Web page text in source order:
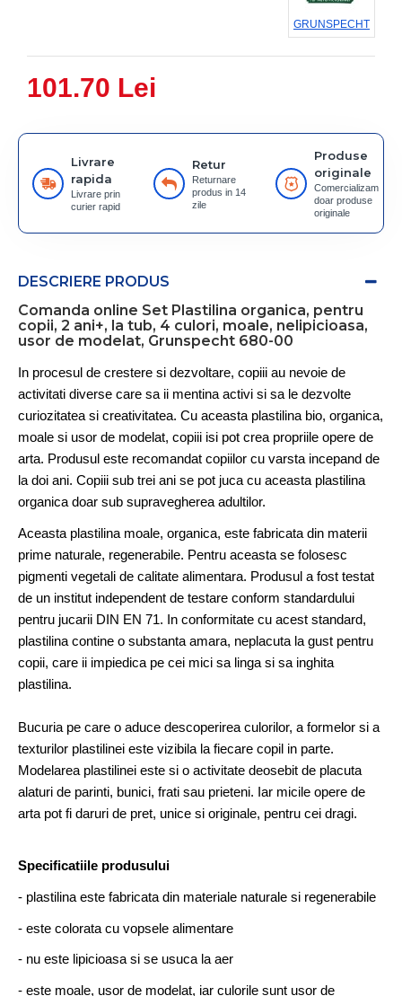
101.70 Lei
GRUNSPECHT
Livrare
rapida
Livrare prin
curier rapid
Retur
Returnare
produs in 14
zile
Produse
originale
Comercializam
doar produse
originale
DESCRIERE PRODUS
Comanda online Set Plastilina organica, pentru
copii, 2 ani+, la tub, 4 culori, moale, nelipicioasa,
usor de modelat, Grunspecht 680-00
In procesul de crestere si dezvoltare, copiii au nevoie de
activitati diverse care sa ii mentina activi si sa le dezvolte
curiozitatea si creativitatea. Cu aceasta plastilina bio, organica,
moale si usor de modelat, copiii isi pot crea propriile opere de
arta. Produsul este recomandat copiilor cu varsta incepand de
la doi ani. Copiii sub trei ani se pot juca cu aceasta plastilina
organica doar sub supravegherea adultilor.
Aceasta plastilina moale, organica, este fabricata din materii
prime naturale, regenerabile. Pentru aceasta se folosesc
pigmenti vegetali de calitate alimentara. Produsul a fost testat
de un institut independent de testare conform standardului
pentru jucarii DIN EN 71. In conformitate cu acest standard,
plastilina contine o substanta amara, neplacuta la gust pentru
copii, care ii impiedica pe cei mici sa linga si sa inghita
plastilina.
Bucuria pe care o aduce descoperirea culorilor, a formelor si a
texturilor plastilinei este vizibila la fiecare copil in parte.
Modelarea plastilinei este si o activitate deosebit de placuta
alaturi de parinti, bunici, frati sau prieteni. Iar micile opere de
arta pot fi daruri de pret, unice si originale, pentru cei dragi.
Specificatiile produsului
- plastilina este fabricata din materiale naturale si regenerabile
- este colorata cu vopsele alimentare
- nu este lipicioasa si se usuca la aer
- este moale, usor de modelat, iar culorile sunt usor de